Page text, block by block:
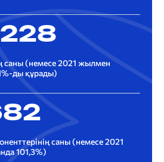
228
саны (немесе 2021 жылмен
ды құрады)
саны (немесе 2021
101,3%)